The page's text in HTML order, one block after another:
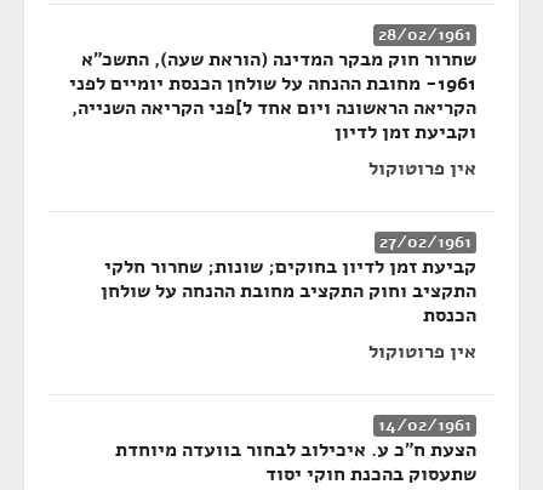
28/02/1961
שחרור חוק מבקר המדינה (הוראת שעה), התשכ"א
1961- מחובת ההנחה על שולחן הכנסת יומיים לפני
הקריאה הראשונה ויום אחד ל]פני הקריאה השנייה,
וקביעת זמן לדיון
אין פרוטוקול
27/02/1961
קביעת זמן לדיון בחוקים; שונות; שחרור חלקי
התקציב וחוק התקציב מחובת ההנחה על שולחן
הכנסת
אין פרוטוקול
14/02/1961
הצעת ח"כ ע. איכילוב לבחור בוועדה מיוחדת
שתעסוק בהכנת חוקי יסוד